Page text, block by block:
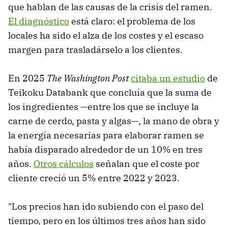
que hablan de las causas de la crisis del ramen.
El diagnósticoestá claro: el problema de los
locales ha sido el alza de los costes y el escaso
margen para trasladárselo a los clientes.
En 2025 The Washington Postcitaba un estudio de
Teikoku Databank que concluía que la suma de
los ingredientes —entre los que se incluye la
carne de cerdo, pasta y algas—, la mano de obra y
la energía necesarias para elaborar ramen se
había disparado alrededor de un 10% en tres
años. Otros cálculos señalan que el coste por
cliente creció un 5% entre 2022 y 2023.
"Los precios han ido subiendo con el paso del
tiempo, pero en los últimos tres años han sido